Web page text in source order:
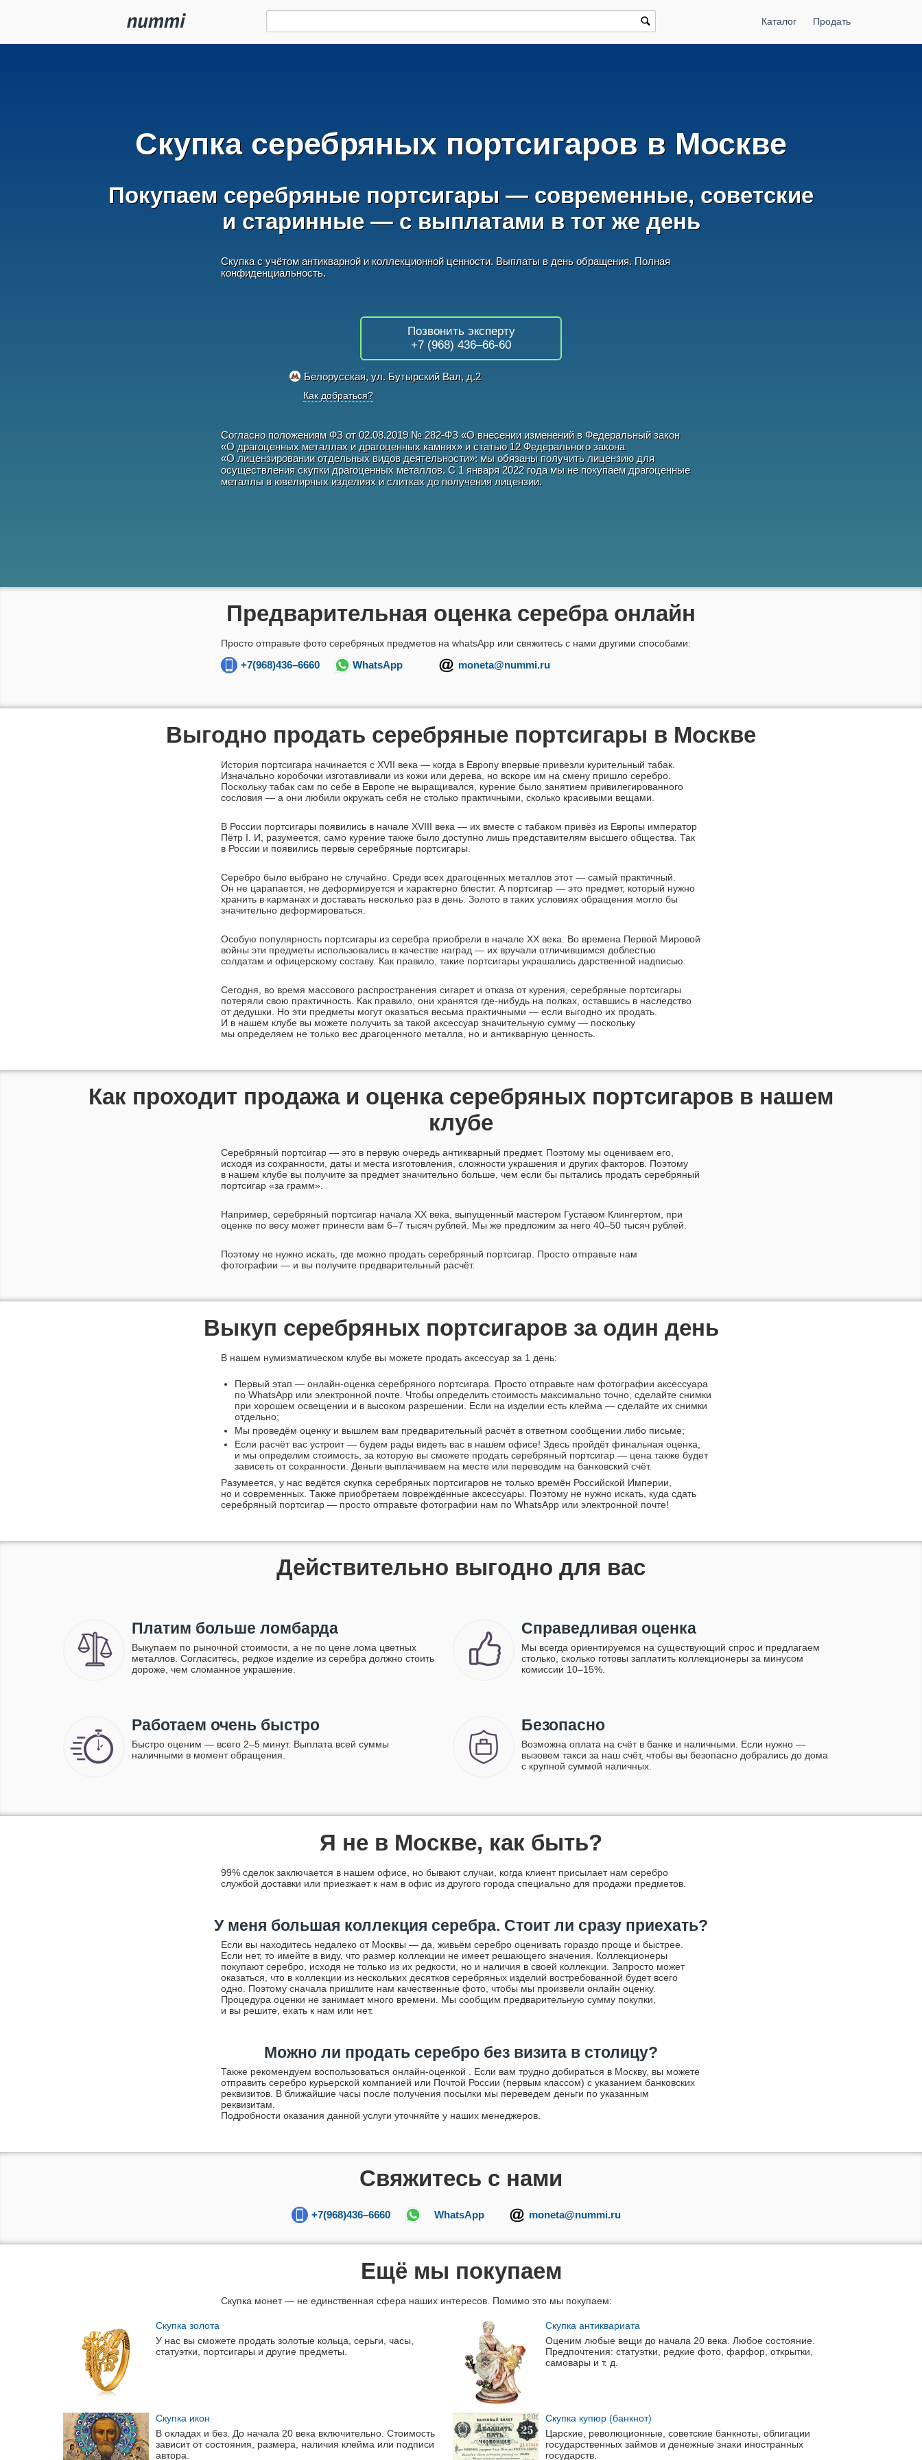
Каталог Продать
Скупка серебряных портсигаров в Москве
Покупаем серебряные портсигары — современные, советские
и старинные — с выплатами в тот же день
Скупка с учётом антикварной и коллекционной ценности. Выплаты в день обращения. Полная
конфиденциальность.
Позвонить эксперту
+7 (968) 436–66-60
Белорусская, ул. Бутырский Вал, д.2
Как добраться?
Согласно положениям ФЗ от02.08.2019№ 282-ФЗ«О внесении изменений в Федеральный закон
«О драгоценных металлах и драгоценных камнях» и статью 12 Федерального закона
«О лицензировании отдельных видов деятельности»: мы обязаны получить лицензию для
осуществления скупки драгоценных металлов. С 1 января 2022 года мы не покупаем драгоценные
металлы в ювелирных изделиях и слитках до получения лицензии.
Предварительная оценка серебра онлайн
Просто отправьте фото серебряных предметов на whatsApp или свяжитесь с нами другими способами:
+7(968)436–6660 WhatsApp moneta@nummi.ru
Выгодно продать серебряные портсигары в Москве
История портсигара начинается с XVII века — когда в Европу впервые привезли курительный табак.
Изначально коробочки изготавливали из кожи или дерева, но вскоре им на смену пришло серебро.
Поскольку табак сам по себе в Европе не выращивался, курение было занятием привилегированного
сословия — а они любили окружать себя не столько практичными, сколько красивыми вещами.
В России портсигары появились в начале XVIII века — их вместе с табаком привёз из Европы император
Пётр I. И, разумеется, само курение также было доступно лишь представителям высшего общества. Так
в России и появились первые серебряные портсигары.
Серебро было выбрано не случайно. Среди всех драгоценных металлов этот — самый практичный.
Он не царапается, не деформируется и характерно блестит. А портсигар — это предмет, который нужно
хранить в карманах и доставать несколько раз в день. Золото в таких условиях обращения могло бы
значительно деформироваться.
Особую популярность портсигары из серебра приобрели в начале XX века. Во времена Первой Мировой
войны эти предметы использовались в качестве наград — их вручали отличившимся доблестью
солдатам и офицерскому составу. Как правило, такие портсигары украшались дарственной надписью.
Сегодня, во время массового распространения сигарет и отказа от курения, серебряные портсигары
потеряли свою практичность. Как правило, они хранятся где-нибудь на полках, оставшись в наследство
от дедушки. Но эти предметы могут оказаться весьма практичными — если выгодно их продать.
И в нашем клубе вы можете получить за такой аксессуар значительную сумму — поскольку
мы определяем не только вес драгоценного металла, но и антикварную ценность.
Как проходит продажа и оценка серебряных портсигаров в нашем
клубе
Серебряный портсигар — это в первую очередь антикварный предмет. Поэтому мы оцениваем его,
исходя из сохранности, даты и места изготовления, сложности украшения и других факторов. Поэтому
в нашем клубе вы получите за предмет значительно больше, чем если бы пытались продать серебряный
портсигар «за грамм».
Например, серебряный портсигар начала XX века, выпущенный мастером Густавом Клингертом, при
оценке по весу может принести вам 6–7 тысяч рублей. Мы же предложим за него 40–50 тысяч рублей.
Поэтому не нужно искать, где можно продать серебряный портсигар. Просто отправьте нам
фотографии — и вы получите предварительный расчёт.
Выкуп серебряных портсигаров за один день
В нашем нумизматическом клубе вы можете продать аксессуар за 1 день:
Первый этап — онлайн-оценка серебряного портсигара. Просто отправьте нам фотографии аксессуара
по WhatsApp или электронной почте. Чтобы определить стоимость максимально точно, сделайте снимки
при хорошем освещении и в высоком разрешении. Если на изделии есть клейма — сделайте их снимки
отдельно;
Мы проведём оценку и вышлем вам предварительный расчёт в ответном сообщении либо письме;
Если расчёт вас устроит — будем рады видеть вас в нашем офисе! Здесь пройдёт финальная оценка,
и мы определим стоимость, за которую вы сможете продать серебряный портсигар — цена также будет
зависеть от сохранности. Деньги выплачиваем на месте или переводим на банковский счёт.
Разумеется, у нас ведётся скупка серебряных портсигаров не только времён Российской Империи,
но и современных. Также приобретаем повреждённые аксессуары. Поэтому не нужно искать, куда сдать
серебряный портсигар — просто отправьте фотографии нам по WhatsApp или электронной почте!
Действительно выгодно для вас
Платим больше ломбарда
Выкупаем по рыночной стоимости, а не по цене лома цветных
металлов. Согласитесь, редкое изделие из серебра должно стоить
дороже, чем сломанное украшение.
Работаем очень быстро
Быстро оценим — всего 2–5 минут. Выплата всей суммы
наличными в момент обращения.
Справедливая оценка
Мы всегда ориентируемся на существующий спрос и предлагаем
столько, сколько готовы заплатить коллекционеры за минусом
комиссии 10–15%.
Безопасно
Возможна оплата на счёт в банке и наличными. Если нужно —
вызовем такси за наш счёт, чтобы вы безопасно добрались до дома
с крупной суммой наличных.
Я не в Москве, как быть?
99% сделок заключается в нашем офисе, но бывают случаи, когда клиент присылает нам серебро
службой доставки или приезжает к нам в офис из другого города специально для продажи предметов.
У меня большая коллекция серебра. Стоит ли сразу приехать?
Если вы находитесь недалеко от Москвы — да, живьём серебро оценивать гораздо проще и быстрее.
Если нет, то имейте в виду, что размер коллекции не имеет решающего значения. Коллекционеры
покупают серебро, исходя не только из их редкости, но и наличия в своей коллекции. Запросто может
оказаться, что в коллекции из нескольких десятков серебряных изделий востребованной будет всего
одно. Поэтому сначала пришлите нам качественные фото, чтобы мы произвели онлайн оценку.
Процедура оценки не занимает много времени. Мы сообщим предварительную сумму покупки,
и вы решите, ехать к нам или нет.
Можно ли продать серебро без визита в столицу?
Также рекомендуем воспользоваться онлайн-оценкой . Если вам трудно добираться в Москву, вы можете
отправить серебро курьерской компанией или Почтой России (первым классом) с указанием банковских
реквизитов. В ближайшие часы после получения посылки мы переведем деньги по указанным
реквизитам.
Подробности оказания данной услуги уточняйте у наших менеджеров.
Свяжитесь с нами
+7(968)436–6660 WhatsApp moneta@nummi.ru
Ещё мы покупаем
Скупка монет — не единственная сфера наших интересов. Помимо это мы покупаем:
Скупка золота
У нас вы сможете продать золотые кольца, серьги, часы,
статуэтки, портсигары и другие предметы.
Скупка икон
В окладах и без. До начала 20 века включительно. Стоимость
зависит от состояния, размера, наличия клейма или подписи
автора.
Скупка антиквариата
Оценим любые вещи до начала 20 века. Любое состояние.
Предпочтения: статуэтки, редкие фото, фарфор, открытки,
самовары и т. д.
Скупка купюр (банкнот)
Царские, революционные, советские банкноты, облигации
государственных займов и денежные знаки иностранных
государств.